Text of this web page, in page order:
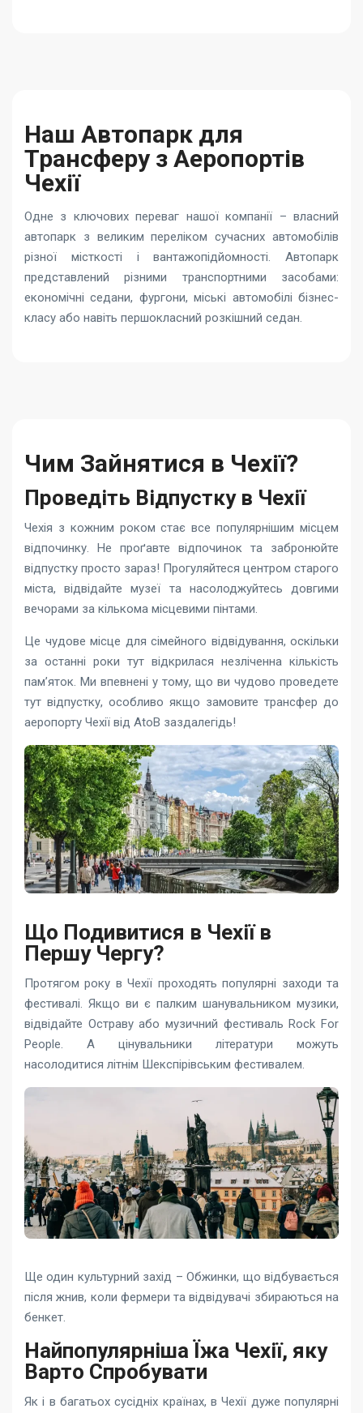
Наш Автопарк для
Трансферу з Аеропортів
Чехії
Одне з ключових переваг нашої компанії – власний
автопарк з великим переліком сучасних автомобілів
різної місткості і вантажопідйомності. Автопарк
представлений різними транспортними засобами:
економічні седани, фургони, міські автомобілі бізнес-
класу або навіть першокласний розкішний седан.
Чим Зайнятися в Чехії?
Проведіть Відпустку в Чехії
Чехія з кожним роком стає все популярнішим місцем
відпочинку. Не проґавте відпочинок та забронюйте
відпустку просто зараз! Прогуляйтеся центром старого
міста, відвідайте музеї та насолоджуйтесь довгими
вечорами за кількома місцевими пінтами.
Це чудове місце для сімейного відвідування, оскільки
за останні роки тут відкрилася незліченна кількість
пам’яток. Ми впевнені у тому, що ви чудово проведете
тут відпустку, особливо якщо замовите трансфер до
аеропорту Чехії від AtoB заздалегідь!
Що Подивитися в Чехії в
Першу Чергу?
Протягом року в Чехії проходять популярні заходи та
фестивалі. Якщо ви є палким шанувальником музики,
відвідайте Остраву або музичний фестиваль Rock For
People. А цінувальники літератури можуть
насолодитися літнім Шекспірівським фестивалем.
Ще один культурний захід – Обжинки, що відбувається
після жнив, коли фермери та відвідувачі збираються на
бенкет.
Найпопулярніша Їжа Чехії, яку
Варто Спробувати
Як і в багатьох сусідніх країнах, в Чехії дуже популярні